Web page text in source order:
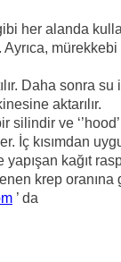
her alanda
mürekkebi
Daha sonra
aktarılır.
silindir ve
kısımdan
kağıt
krep oranına
’ da